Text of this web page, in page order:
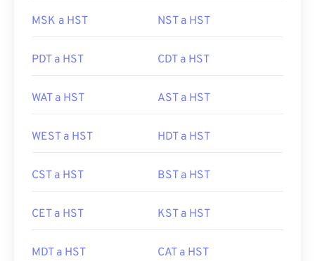
MSK a HST NST a HST
PDT a HST CDT a HST
WAT a HST AST a HST
WEST a HST HDT a HST
CST a HST BST a HST
CET a HST KST a HST
MDT a HST CAT a HST